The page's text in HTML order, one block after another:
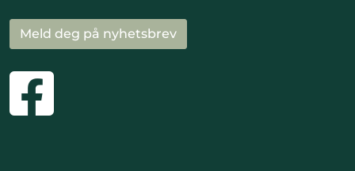
Meld deg på nyhetsbrev